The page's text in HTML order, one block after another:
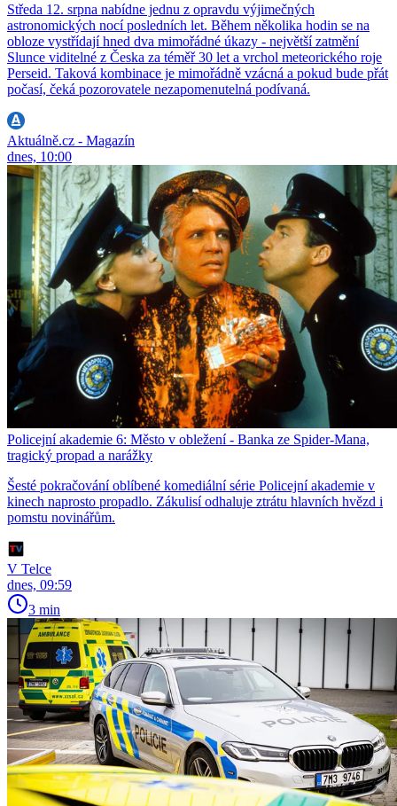
Středa 12. srpna nabídne jednu z opravdu výjimečných
astronomických nocí posledních let. Během několika hodin se na
obloze vystřídají hned dva mimořádné úkazy - největší zatmění
Slunce viditelné z Česka za téměř 30 let a vrchol meteorického roje
Perseid. Taková kombinace je mimořádně vzácná a pokud bude přát
počasí, čeká pozorovatele nezapomenutelná podívaná.
Aktuálně.cz - Magazín
dnes, 10:00
Policejní akademie 6: Město v obležení - Banka ze Spider-Mana,
tragický propad a narážky
Šesté pokračování oblíbené komediální série Policejní akademie v
kinech naprosto propadlo. Zákulisí odhaluje ztrátu hlavních hvězd i
pomstu novinářům.
V Telce
dnes, 09:59
3 min